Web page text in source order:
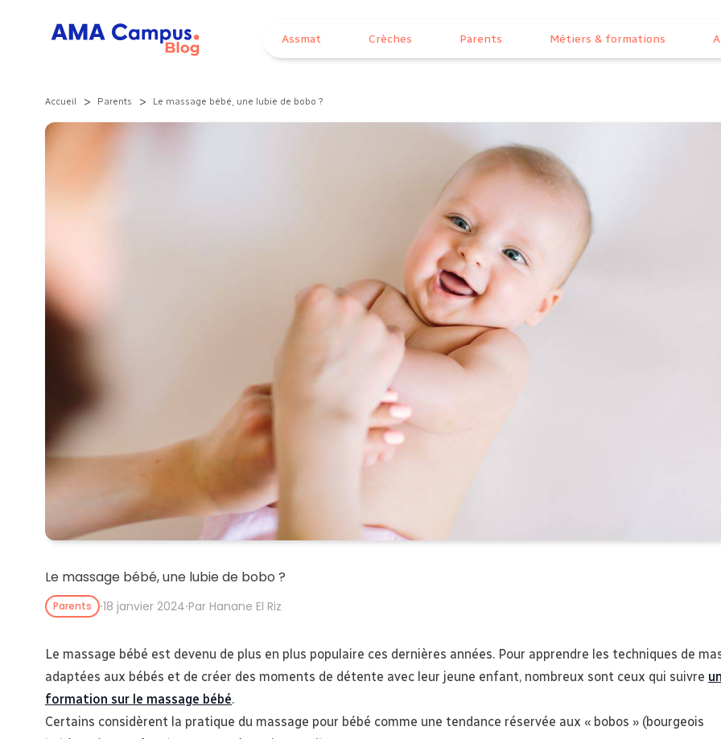
Assmat Crèches Parents Métiers & formations
Accueil > Parents > Le massage bébé, une lubie de bobo ?
Le massage bébé, une lubie de bobo ?
Parents ⸱18 janvier 2024⸱Par Hanane El Riz
Le massage bébé est devenu de plus en plus populaire ces dernières années. Pour apprendre les techniques de
adaptées aux bébés et de créer des moments de détente avec leur jeune enfant, nombreux sont ceux qui suivre
formation sur le massage bébé.
Certains considèrent la pratique du massage pour bébé comme une tendance réservée aux « bobos » (bourgeois